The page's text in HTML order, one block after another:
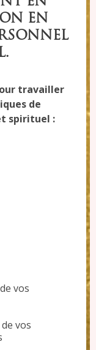
EN
travailler
de
spirituel :
vos
vos